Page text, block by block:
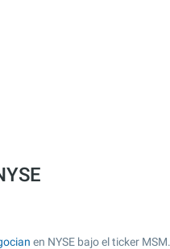
en NYSE bajo el ticker